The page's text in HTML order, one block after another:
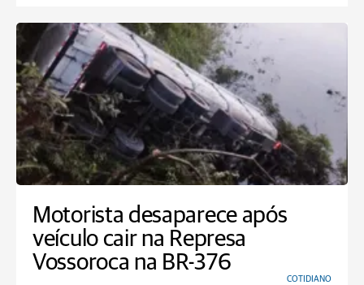
Motorista desaparece após
veículo cair na Represa
Vossoroca na BR-376
COTIDIANO